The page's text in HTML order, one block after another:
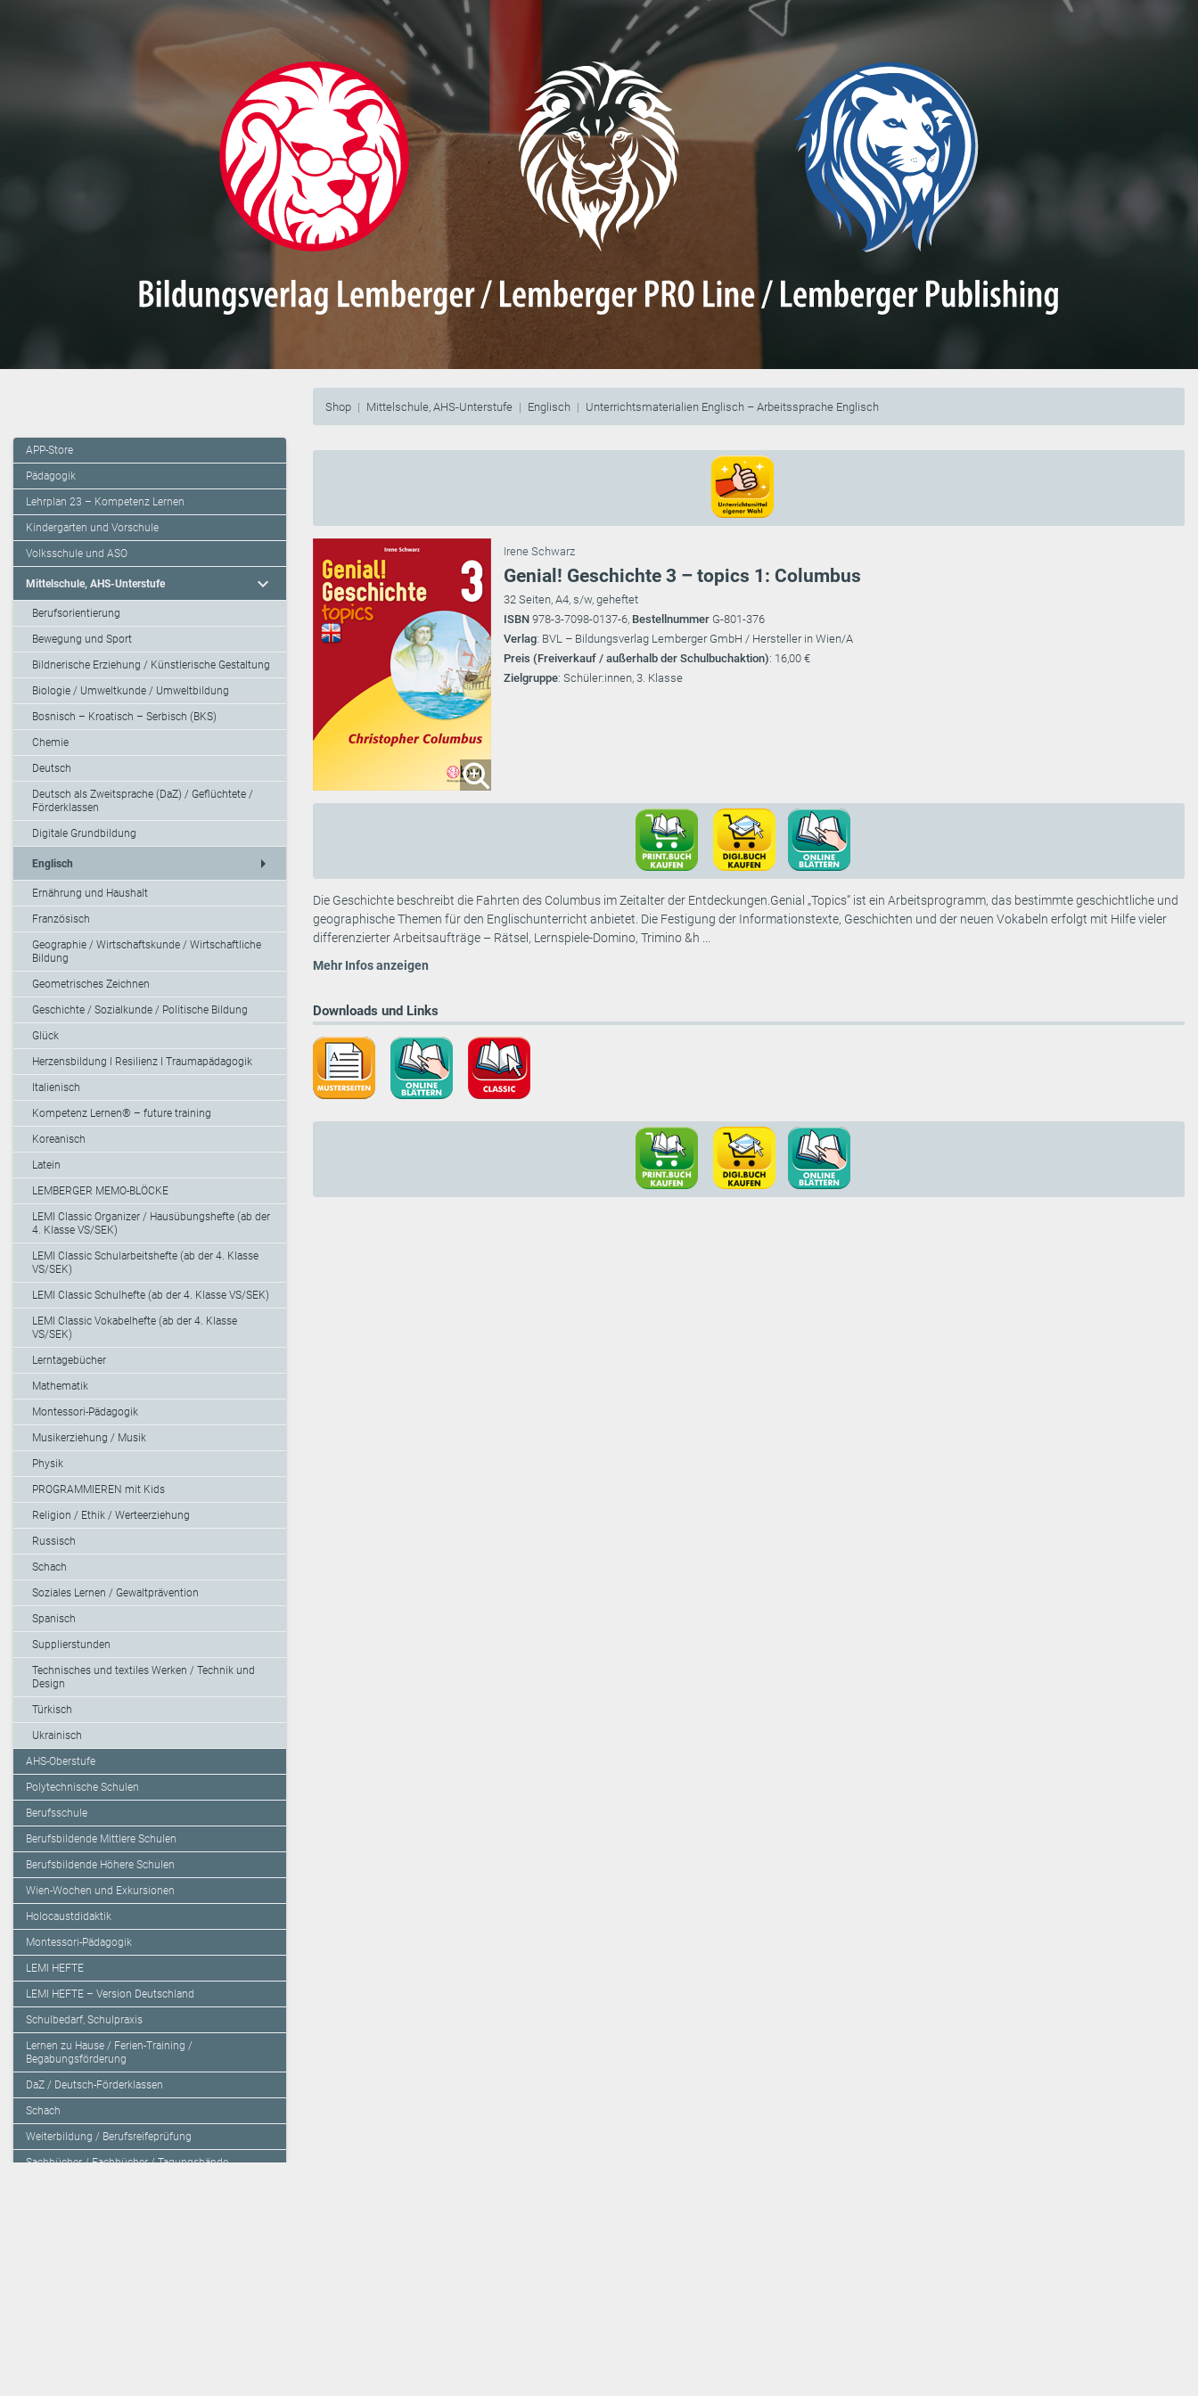
Shop Mittelschule, AHS-Unterstufe Englisch Unterrichtsmaterialien Englisch – Arbeitssprache Englisch
APP-Store
Pädagogik
Lehrplan 23 – Kompetenz Lernen
Kindergarten und Vorschule
Volksschule und ASO
Mittelschule, AHS-Unterstufe expand_more
Berufsorientierung
Bewegung und Sport
Bildnerische Erziehung / Künstlerische Gestaltung
Biologie / Umweltkunde / Umweltbildung
Bosnisch – Kroatisch – Serbisch (BKS)
Chemie
Deutsch
Deutsch als Zweitsprache (DaZ) / Geflüchtete /
Förderklassen
Digitale Grundbildung
Englisch arrow_right
Ernährung und Haushalt
Französisch
Geographie / Wirtschaftskunde / Wirtschaftliche
Bildung
Geometrisches Zeichnen
Geschichte / Sozialkunde / Politische Bildung
Glück
Herzensbildung I Resilienz I Traumapädagogik
Italienisch
Kompetenz Lernen® – future training
Koreanisch
Latein
LEMBERGER MEMO-BLÖCKE
LEMI Classic Organizer / Hausübungshefte (ab der
4. Klasse VS/SEK)
LEMI Classic Schularbeitshefte (ab der 4. Klasse
VS/SEK)
LEMI Classic Schulhefte (ab der 4. Klasse VS/SEK)
LEMI Classic Vokabelhefte (ab der 4. Klasse
VS/SEK)
Lerntagebücher
Mathematik
Montessori-Pädagogik
Musikerziehung / Musik
Physik
PROGRAMMIEREN mit Kids
Religion / Ethik / Werteerziehung
Russisch
Schach
Soziales Lernen / Gewaltprävention
Spanisch
Supplierstunden
Technisches und textiles Werken / Technik und
Design
Türkisch
Ukrainisch
AHS-Oberstufe
Polytechnische Schulen
Berufsschule
Berufsbildende Mittlere Schulen
Berufsbildende Höhere Schulen
Wien-Wochen und Exkursionen
Holocaustdidaktik
Montessori-Pädagogik
LEMI HEFTE
LEMI HEFTE – Version Deutschland
Schulbedarf, Schulpraxis
Lernen zu Hause / Ferien-Training /
Begabungsförderung
DaZ / Deutsch-Förderklassen
Schach
Weiterbildung / Berufsreifeprüfung
Sachbücher / Fachbücher / Tagungsbände
Irene Schwarz
Genial! Geschichte 3 – topics 1: Columbus
32 Seiten, A4, s/w, geheftet
ISBN 978-3-7098-0137-6, Bestellnummer G-801-376
Verlag: BVL – Bildungsverlag Lemberger GmbH / Hersteller in Wien/A
Preis (Freiverkauf / außerhalb der Schulbuchaktion): 16,00 €
Zielgruppe: Schüler:innen, 3. Klasse
Die Geschichte beschreibt die Fahrten des Columbus im Zeitalter der Entdeckungen.Genial „Topics“ ist ein Arbeitsprogramm, das bestimmte geschichtliche und
geographische Themen für den Englischunterricht anbietet. Die Festigung der Informationstexte, Geschichten und der neuen Vokabeln erfolgt mit Hilfe vieler
differenzierter Arbeitsaufträge – Rätsel, Lernspiele-Domino, Trimino &h ...
Mehr Infos anzeigen
Downloads und Links